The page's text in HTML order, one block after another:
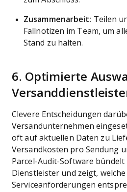
Zusammenarbeit: Teilen
Fallnotizen im Team, um
Stand zu halten.
6. Optimierte
Clevere Entscheidungen
Versandunternehmen
oft auf aktuellen Daten zu
Versandkosten pro Sendung
Parcel-Audit-Software
Dienstleister und zeigt,
Serviceanforderungen